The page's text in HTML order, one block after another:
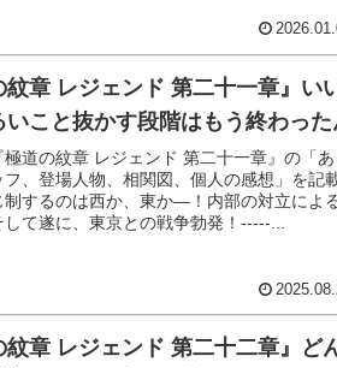
紋章 レジェンド 第二十一章』い
いこと抜かす段階はもう終わった
道の紋章 レジェンド 第二十一章』の「
フ、登場人物、相関図、個人の感想」を記
制するのは西か、東か―！内部の対立によ
て遂に、東京との戦争勃発！-----...
紋章 レジェンド 第二十二章』ど